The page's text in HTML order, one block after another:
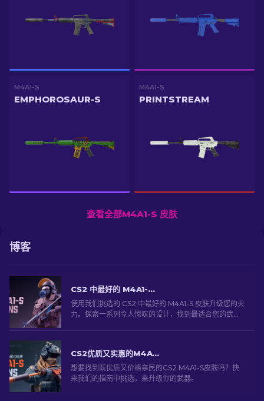
M4A1-S
EMPHOROSAUR-S
M4A1-S
PRINTSTREAM
查看全部M4A1-S 皮肤
博客
CS2 中最好的 M4A1-S 皮肤 [2026]
使用我们挑选的 CS2 中最好的 M4A1-S 皮肤升级您的火
力。探索一系列令人惊叹的设计，找到最适合您的武器
CS2优质又实惠的M4A1-S皮肤推荐 [2026]
想要找到既优质又价格亲民的CS2 M4A1-S皮肤吗？快
来我们的指南中挑选，来升级你的武器。